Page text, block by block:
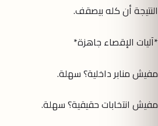
النتيجة أن كله بيصقف.
*آليات الإقصاء جاهزة*
مفيش منابر داخلية؟ سهلة.
مفيش انتخابات حقيقية؟ سهلة.